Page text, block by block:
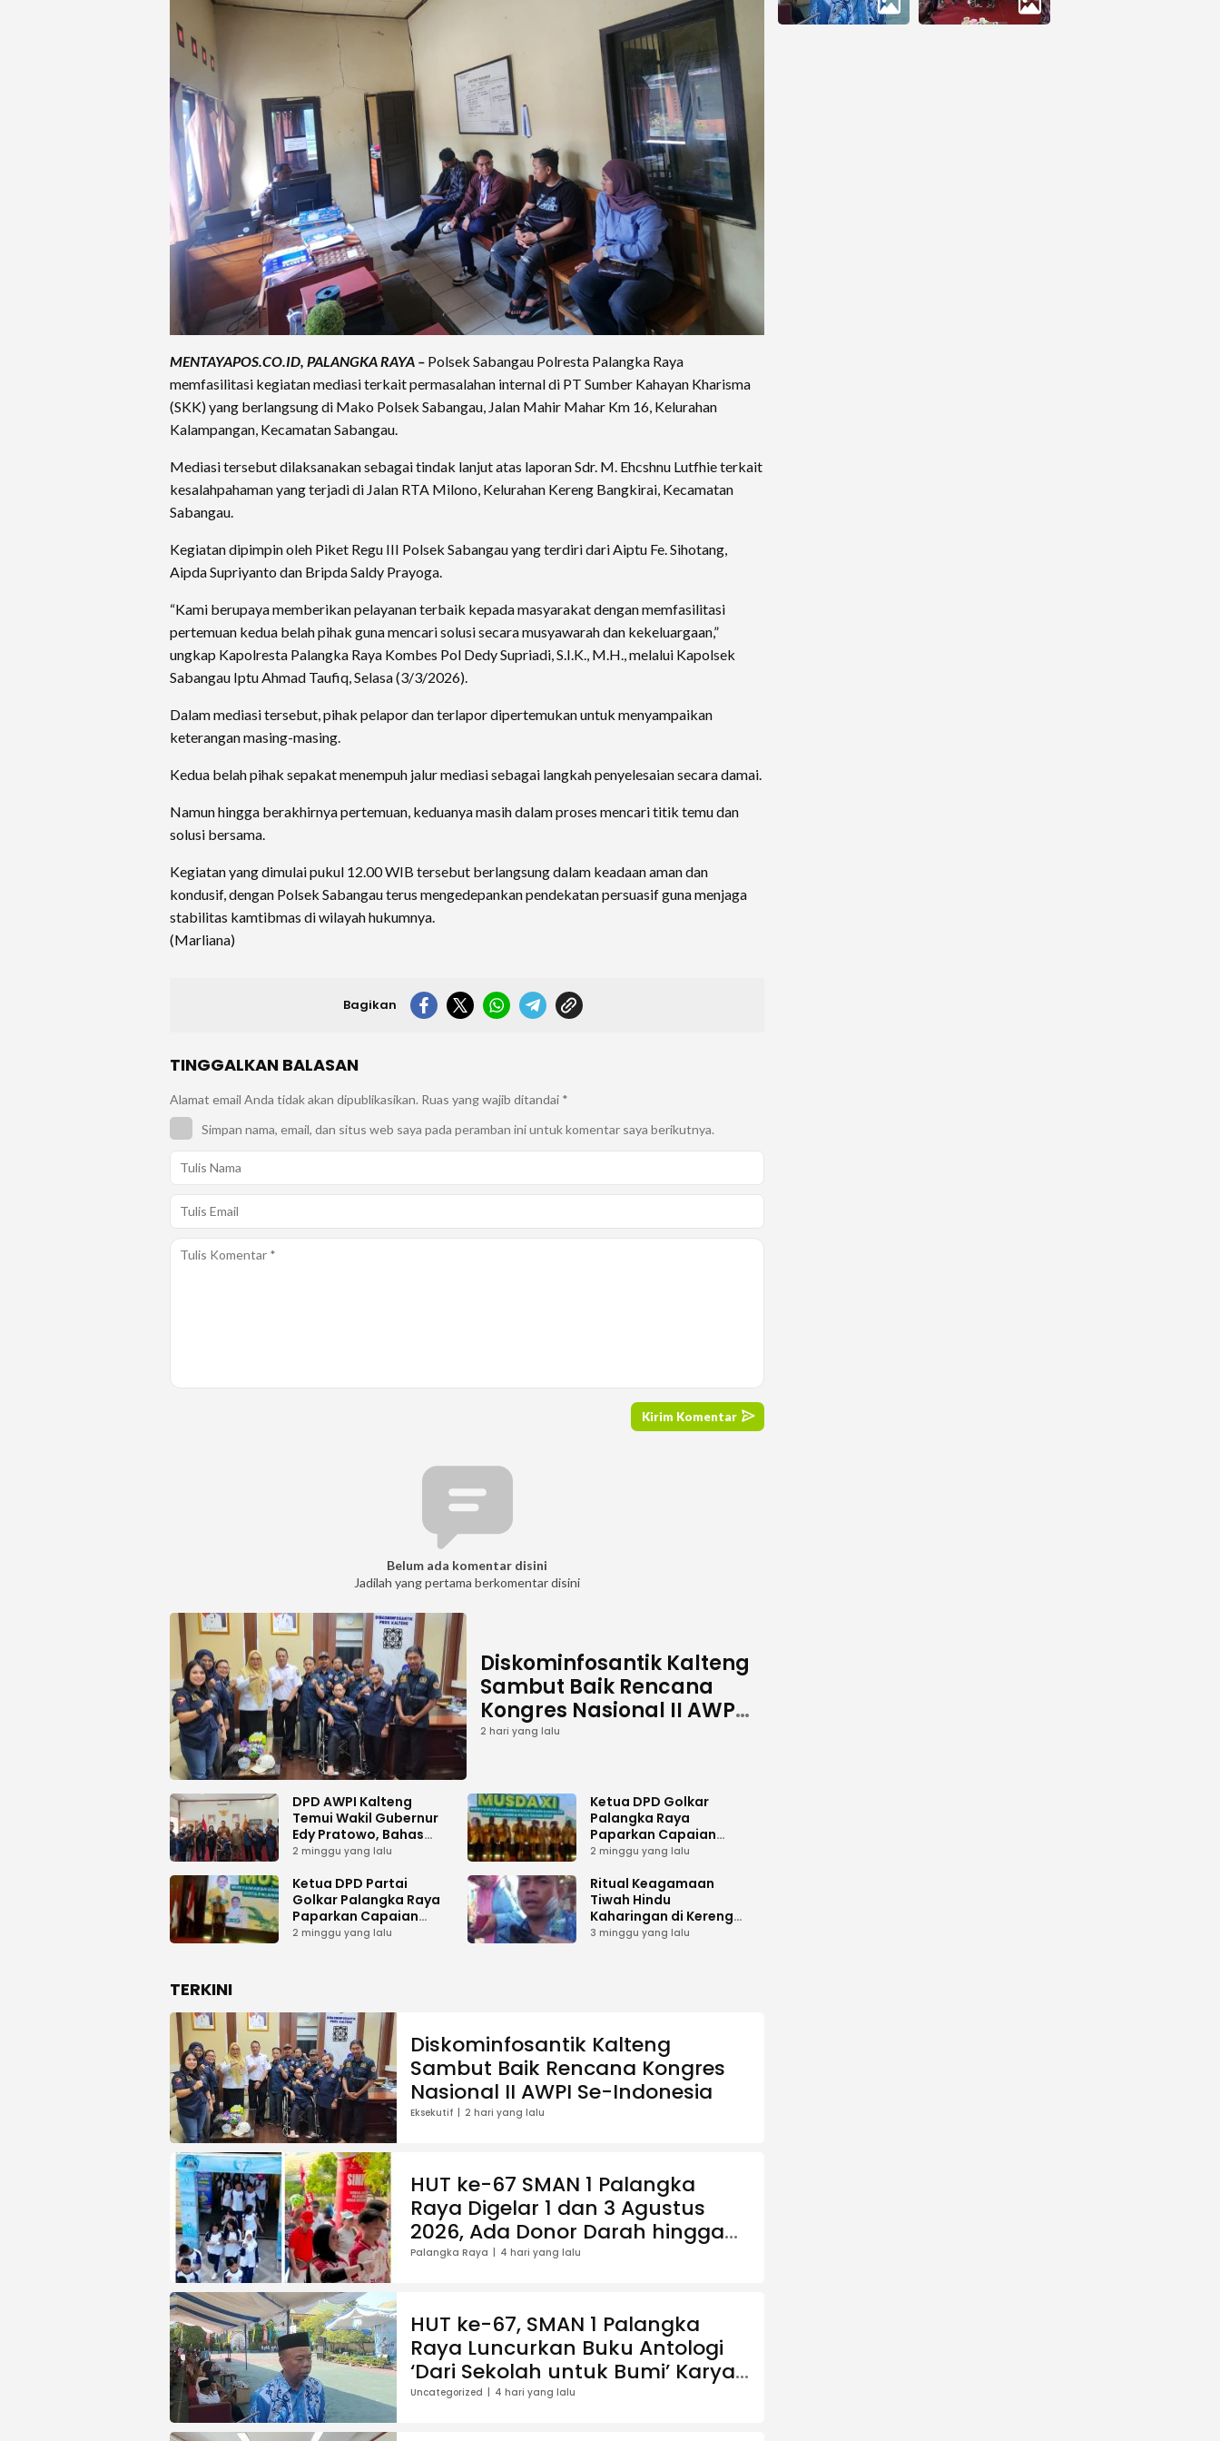
MENTAYAPOS.CO.ID, PALANGKA RAYA – Polsek Sabangau Polresta Palangka Raya
memfasilitasi kegiatan mediasi terkait permasalahan internal di PT Sumber Kahayan Kharisma
(SKK) yang berlangsung di Mako Polsek Sabangau, Jalan Mahir Mahar Km 16, Kelurahan
Kalampangan, Kecamatan Sabangau.
Mediasi tersebut dilaksanakan sebagai tindak lanjut atas laporan Sdr. M. Ehcshnu Lutfhie terkait
kesalahpahaman yang terjadi di Jalan RTA Milono, Kelurahan Kereng Bangkirai, Kecamatan
Sabangau.
Kegiatan dipimpin oleh Piket Regu III Polsek Sabangau yang terdiri dari Aiptu Fe. Sihotang,
Aipda Supriyanto dan Bripda Saldy Prayoga.
“Kami berupaya memberikan pelayanan terbaik kepada masyarakat dengan memfasilitasi
pertemuan kedua belah pihak guna mencari solusi secara musyawarah dan kekeluargaan,”
ungkap Kapolresta Palangka Raya Kombes Pol Dedy Supriadi, S.I.K., M.H., melalui Kapolsek
Sabangau Iptu Ahmad Taufiq, Selasa (3/3/2026).
Dalam mediasi tersebut, pihak pelapor dan terlapor dipertemukan untuk menyampaikan
keterangan masing-masing.
Kedua belah pihak sepakat menempuh jalur mediasi sebagai langkah penyelesaian secara damai.
Namun hingga berakhirnya pertemuan, keduanya masih dalam proses mencari titik temu dan
solusi bersama.
Kegiatan yang dimulai pukul 12.00 WIB tersebut berlangsung dalam keadaan aman dan
kondusif, dengan Polsek Sabangau terus mengedepankan pendekatan persuasif guna menjaga
stabilitas kamtibmas di wilayah hukumnya.
(Marliana)
Bagikan
TINGGALKAN BALASAN
Alamat email Anda tidak akan dipublikasikan. Ruas yang wajib ditandai *
Simpan nama, email, dan situs web saya pada peramban ini untuk komentar saya berikutnya.
Belum ada komentar disini
Jadilah yang pertama berkomentar disini
Diskominfosantik Kalteng
Sambut Baik Rencana
Kongres Nasional II AWPI
Se-Indonesia
2 hari yang lalu
DPD AWPI Kalteng
Temui Wakil Gubernur
Edy Pratowo, Bahas
Dukungan Kongres
Kalimantan Tengah
2 minggu yang lalu
Ketua DPD Golkar
Palangka Raya
Paparkan Capaian
Kepengurusan pada
2 minggu yang lalu
Ketua DPD Partai
Golkar Palangka Raya
Paparkan Capaian
Organisasi dan
2 minggu yang lalu
Ritual Keagamaan
Tiwah Hindu
Kaharingan di Kereng
Bangkirai Memasuki
3 minggu yang lalu
TERKINI
Diskominfosantik Kalteng
Sambut Baik Rencana Kongres
Nasional II AWPI Se-Indonesia
Eksekutif 2 hari yang lalu
HUT ke-67 SMAN 1 Palangka
Raya Digelar 1 dan 3 Agustus
2026, Ada Donor Darah hingga
Jalan Santai Berhadiah Doorprize
Palangka Raya 4 hari yang lalu
HUT ke-67, SMAN 1 Palangka
Raya Luncurkan Buku Antologi
‘Dari Sekolah untuk Bumi’ Karya
13 Guru
Uncategorized 4 hari yang lalu